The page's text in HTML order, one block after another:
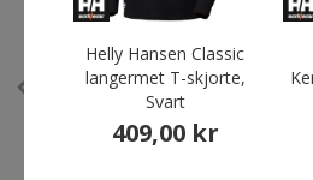
Helly Hansen Classic
langermet T-skjorte,
Svart
409,00 kr